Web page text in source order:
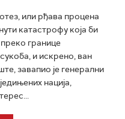
или рђава процена
катастрофу која би
границе
и искрено, ван
завапио је генерални
нација,